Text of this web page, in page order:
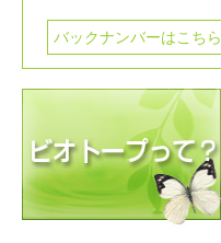
バックナンバーはこちら